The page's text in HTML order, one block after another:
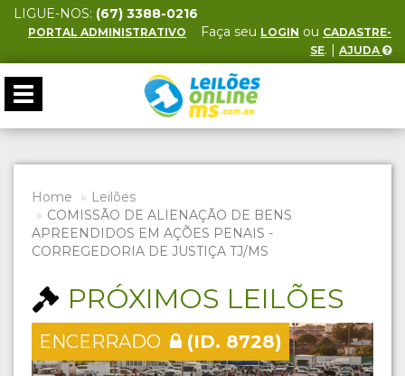
LIGUE-NOS: (67) 3388-0216
PORTAL ADMINISTRATIVO Faça seu LOGIN ou CADASTRE-
SE. | AJUDA
Toggle
navigation
Home
Leilões
COMISSÃO DE ALIENAÇÃO DE BENS
APREENDIDOS EM AÇÕES PENAIS -
CORREGEDORIA DE JUSTIÇA TJ/MS
PRÓXIMOS LEILÕES
ENCERRADO (ID. 8728)